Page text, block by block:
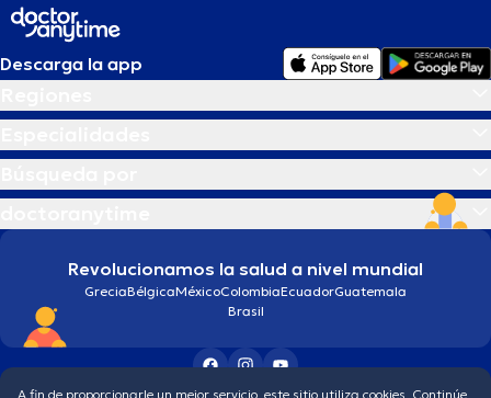
Descarga la app
Revolucionamos la salud a nivel mundial
GreciaBélgicaMéxicoColombiaEcuadorGuatemala
Brasil
A fin de proporcionarle un mejor servicio, este sitio utiliza cookies. Continúe